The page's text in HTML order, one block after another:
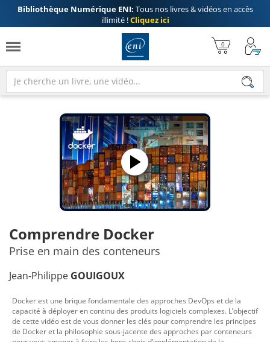
Bibliothèque Numérique ENI: Tous nos livres & vidéos en accès
illimité !Cliquez ici
Comprendre Docker
Prise en main des conteneurs
Jean-Philippe GOUIGOUX
Docker est une brique fondamentale des approches DevOps et de la
capacité à déployer en continu des produits logiciels complexes. L’objectif
de cette vidéo est de vous donner les clés pour comprendre les principes
de Docker et la philosophie sous-jacente des approches par conteneurs